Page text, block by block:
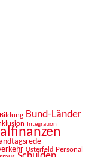
Bildung Bund-Länder
Integration
Osterfeld Personal